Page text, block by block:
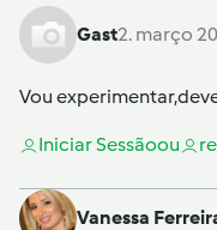
Gast2. março
Vou
Iniciar Sessãoou
Vanessa